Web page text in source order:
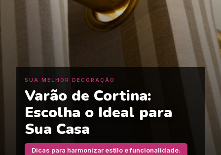
SUA MELHOR DECORAÇÃO
Varão de Cortina:
Escolha o Ideal para
Sua Casa
Dicas para harmonizar estilo e funcionalidade.